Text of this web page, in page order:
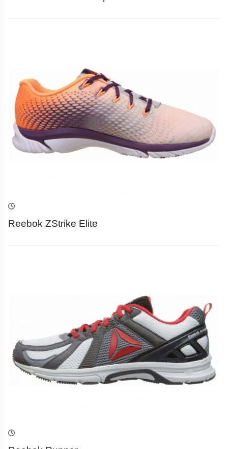
Reebok ZStrike Elite